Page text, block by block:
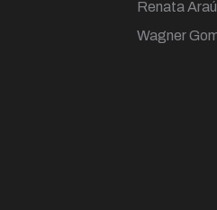
Renata
Wagner